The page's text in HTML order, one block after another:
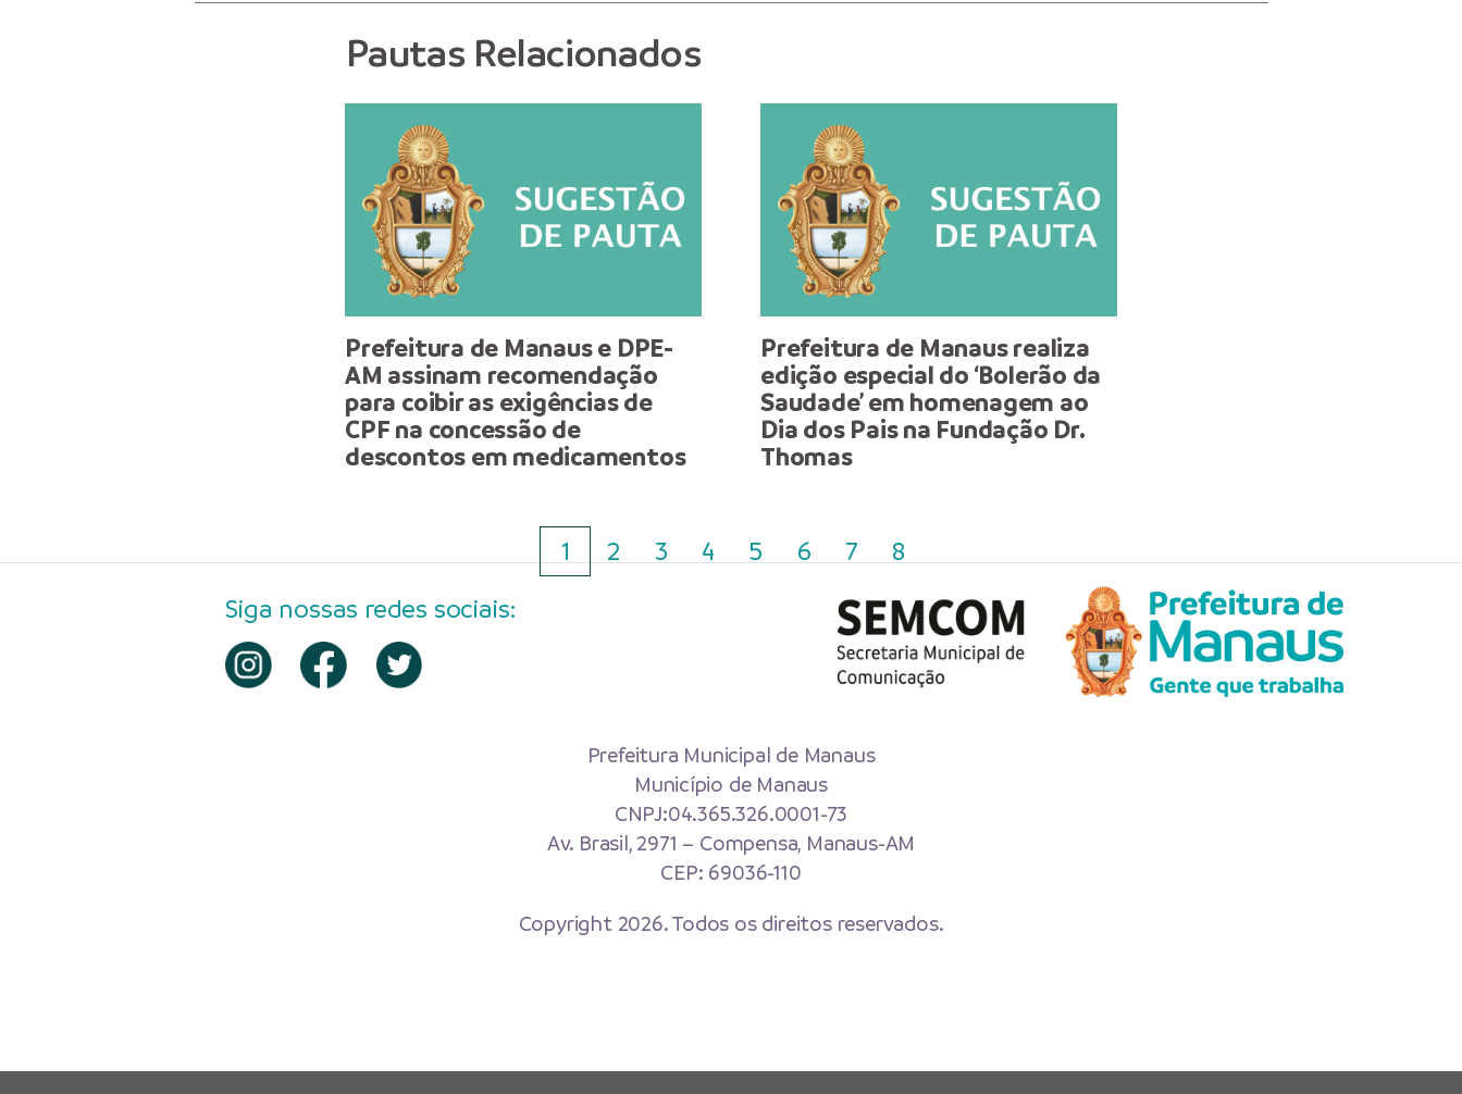
Pautas Relacionados
Prefeitura de Manaus e DPE-
AM assinam recomendação
para coibir as exigências de
CPF na concessão de
descontos em medicamentos
Prefeitura de Manaus realiza
edição especial do ‘Bolerão da
Saudade’ em homenagem ao
Dia dos Pais na Fundação Dr.
Thomas
1 2 3 4 5 6 7
8
Siga nossas redes sociais:
Prefeitura Municipal de Manaus
Município de Manaus
CNPJ:04.365.326.0001-73
Av. Brasil, 2971 – Compensa, Manaus-AM
CEP: 69036-110
Copyright 2026. Todos os direitos reservados.